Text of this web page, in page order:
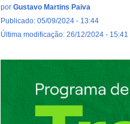
por Gustavo Martins Paiva
Publicado: 05/09/2024 - 13:44
Última modificação: 26/12/2024 - 15:41